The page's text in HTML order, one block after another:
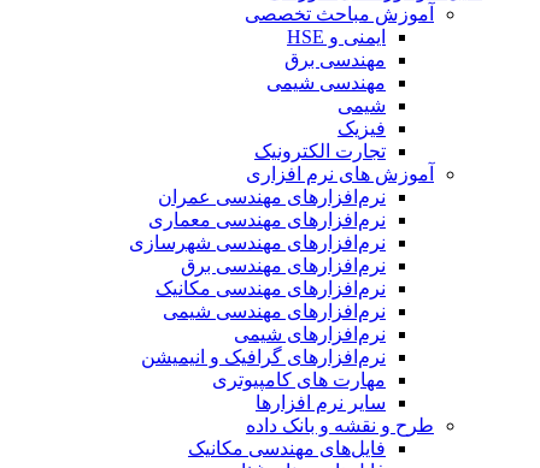
آموزش مباحث تخصصی
ایمنی و HSE
مهندسی برق
مهندسی شیمی
شیمی
فیزیک
تجارت الکترونیک
آموزش های نرم افزاری
نرم‌افزارهای مهندسی عمران
نرم‌افزارهای مهندسی معماری
نرم‌افزارهای مهندسی شهرسازی
نرم‌افزارهای مهندسی برق
نرم‌افزارهای مهندسی مکانیک
نرم‌افزارهای مهندسی شیمی
نرم‌افزارهای شیمی
نرم‌افزارهای گرافیک و انیمیشن
مهارت های کامپیوتری
سایر نرم افزارها
طرح و نقشه و بانک داده
فایل‌های مهندسی مکانیک